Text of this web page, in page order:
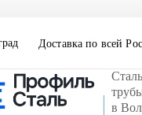
Доставка по всей
в